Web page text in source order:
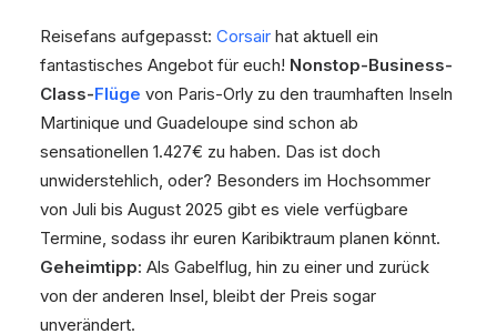
Reisefans aufgepasst: Corsair hat aktuell ein
fantastisches Angebot für euch! Nonstop-Business-
Class-Flüge von Paris-Orly zu den traumhaften Inseln
Martinique und Guadeloupe sind schon ab
sensationellen 1.427€ zu haben. Das ist doch
unwiderstehlich, oder? Besonders im Hochsommer
von Juli bis August 2025 gibt es viele verfügbare
Termine, sodass ihr euren Karibiktraum planen könnt.
Geheimtipp: Als Gabelflug, hin zu einer und zurück
von der anderen Insel, bleibt der Preis sogar
unverändert.